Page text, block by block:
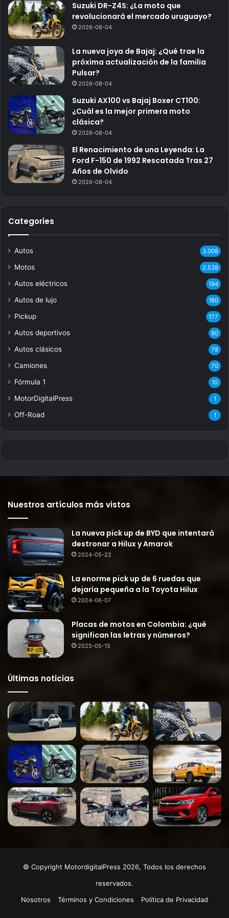
Suzuki DR-Z4S: ¿La moto que
revolucionará el mercado uruguayo?
2026-08-04
La nueva joya de Bajaj: ¿Qué trae la
próxima actualización de la familia
Pulsar?
2026-08-04
Suzuki AX100 vs Bajaj Boxer CT100:
¿Cuál es la mejor primera moto
clásica?
2026-08-04
El Renacimiento de una Leyenda: La
Ford F-150 de 1992 Rescatada Tras 27
Años de Olvido
2026-08-04
Categories
Autos 3.008
Motos 2.538
Autos eléctricos 194
Autos de lujo 180
Pickup 177
Autos deportivos 80
Autos clásicos 78
Camiones 70
Fórmula 1 10
MotorDigitalPress 1
Off-Road 1
Nuestros artículos más vistos
La nueva pick up de BYD que intentará
destronar a Hilux y Amarok
2024-05-22
La enorme pick up de 6 ruedas que
dejaría pequeña a la Toyota Hilux
2024-06-07
Placas de motos en Colombia: ¿qué
significan las letras y números?
2025-05-15
Últimas noticias
© Copyright MotordigitalPress 2026, Todos los derechos
reservados.
Nosotros
Términos y Condiciones Política de Privacidad